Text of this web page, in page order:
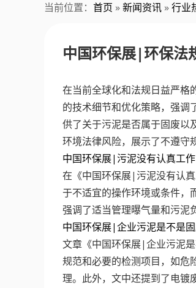
当前位置： 首页 »新闻资讯 »行业
中国环保展|环保法
在当前全球化和法规日益严格
的技术细节和优化策略，强
供了关于污泥是否属于固废以
环境法律风险，展示了不遵守
中国环保展|污泥没有认真工作
在《中国环保展|污泥没有认
于不适宜的操作环境或条件，
强调了适当管理曝气量和污泥
中国环保展|企业污泥是不是
文章《中国环保展|企业污泥
规范和必要的检测项目，如危
理。此外，文中还提到了电镀